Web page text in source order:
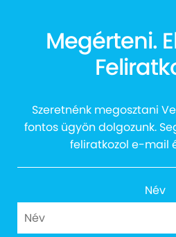
Szikra
Tábor
Megérteni.
Szeretnénk megosztani
fontos ügyön dolgozunk.
feliratkozol e-mail
Név